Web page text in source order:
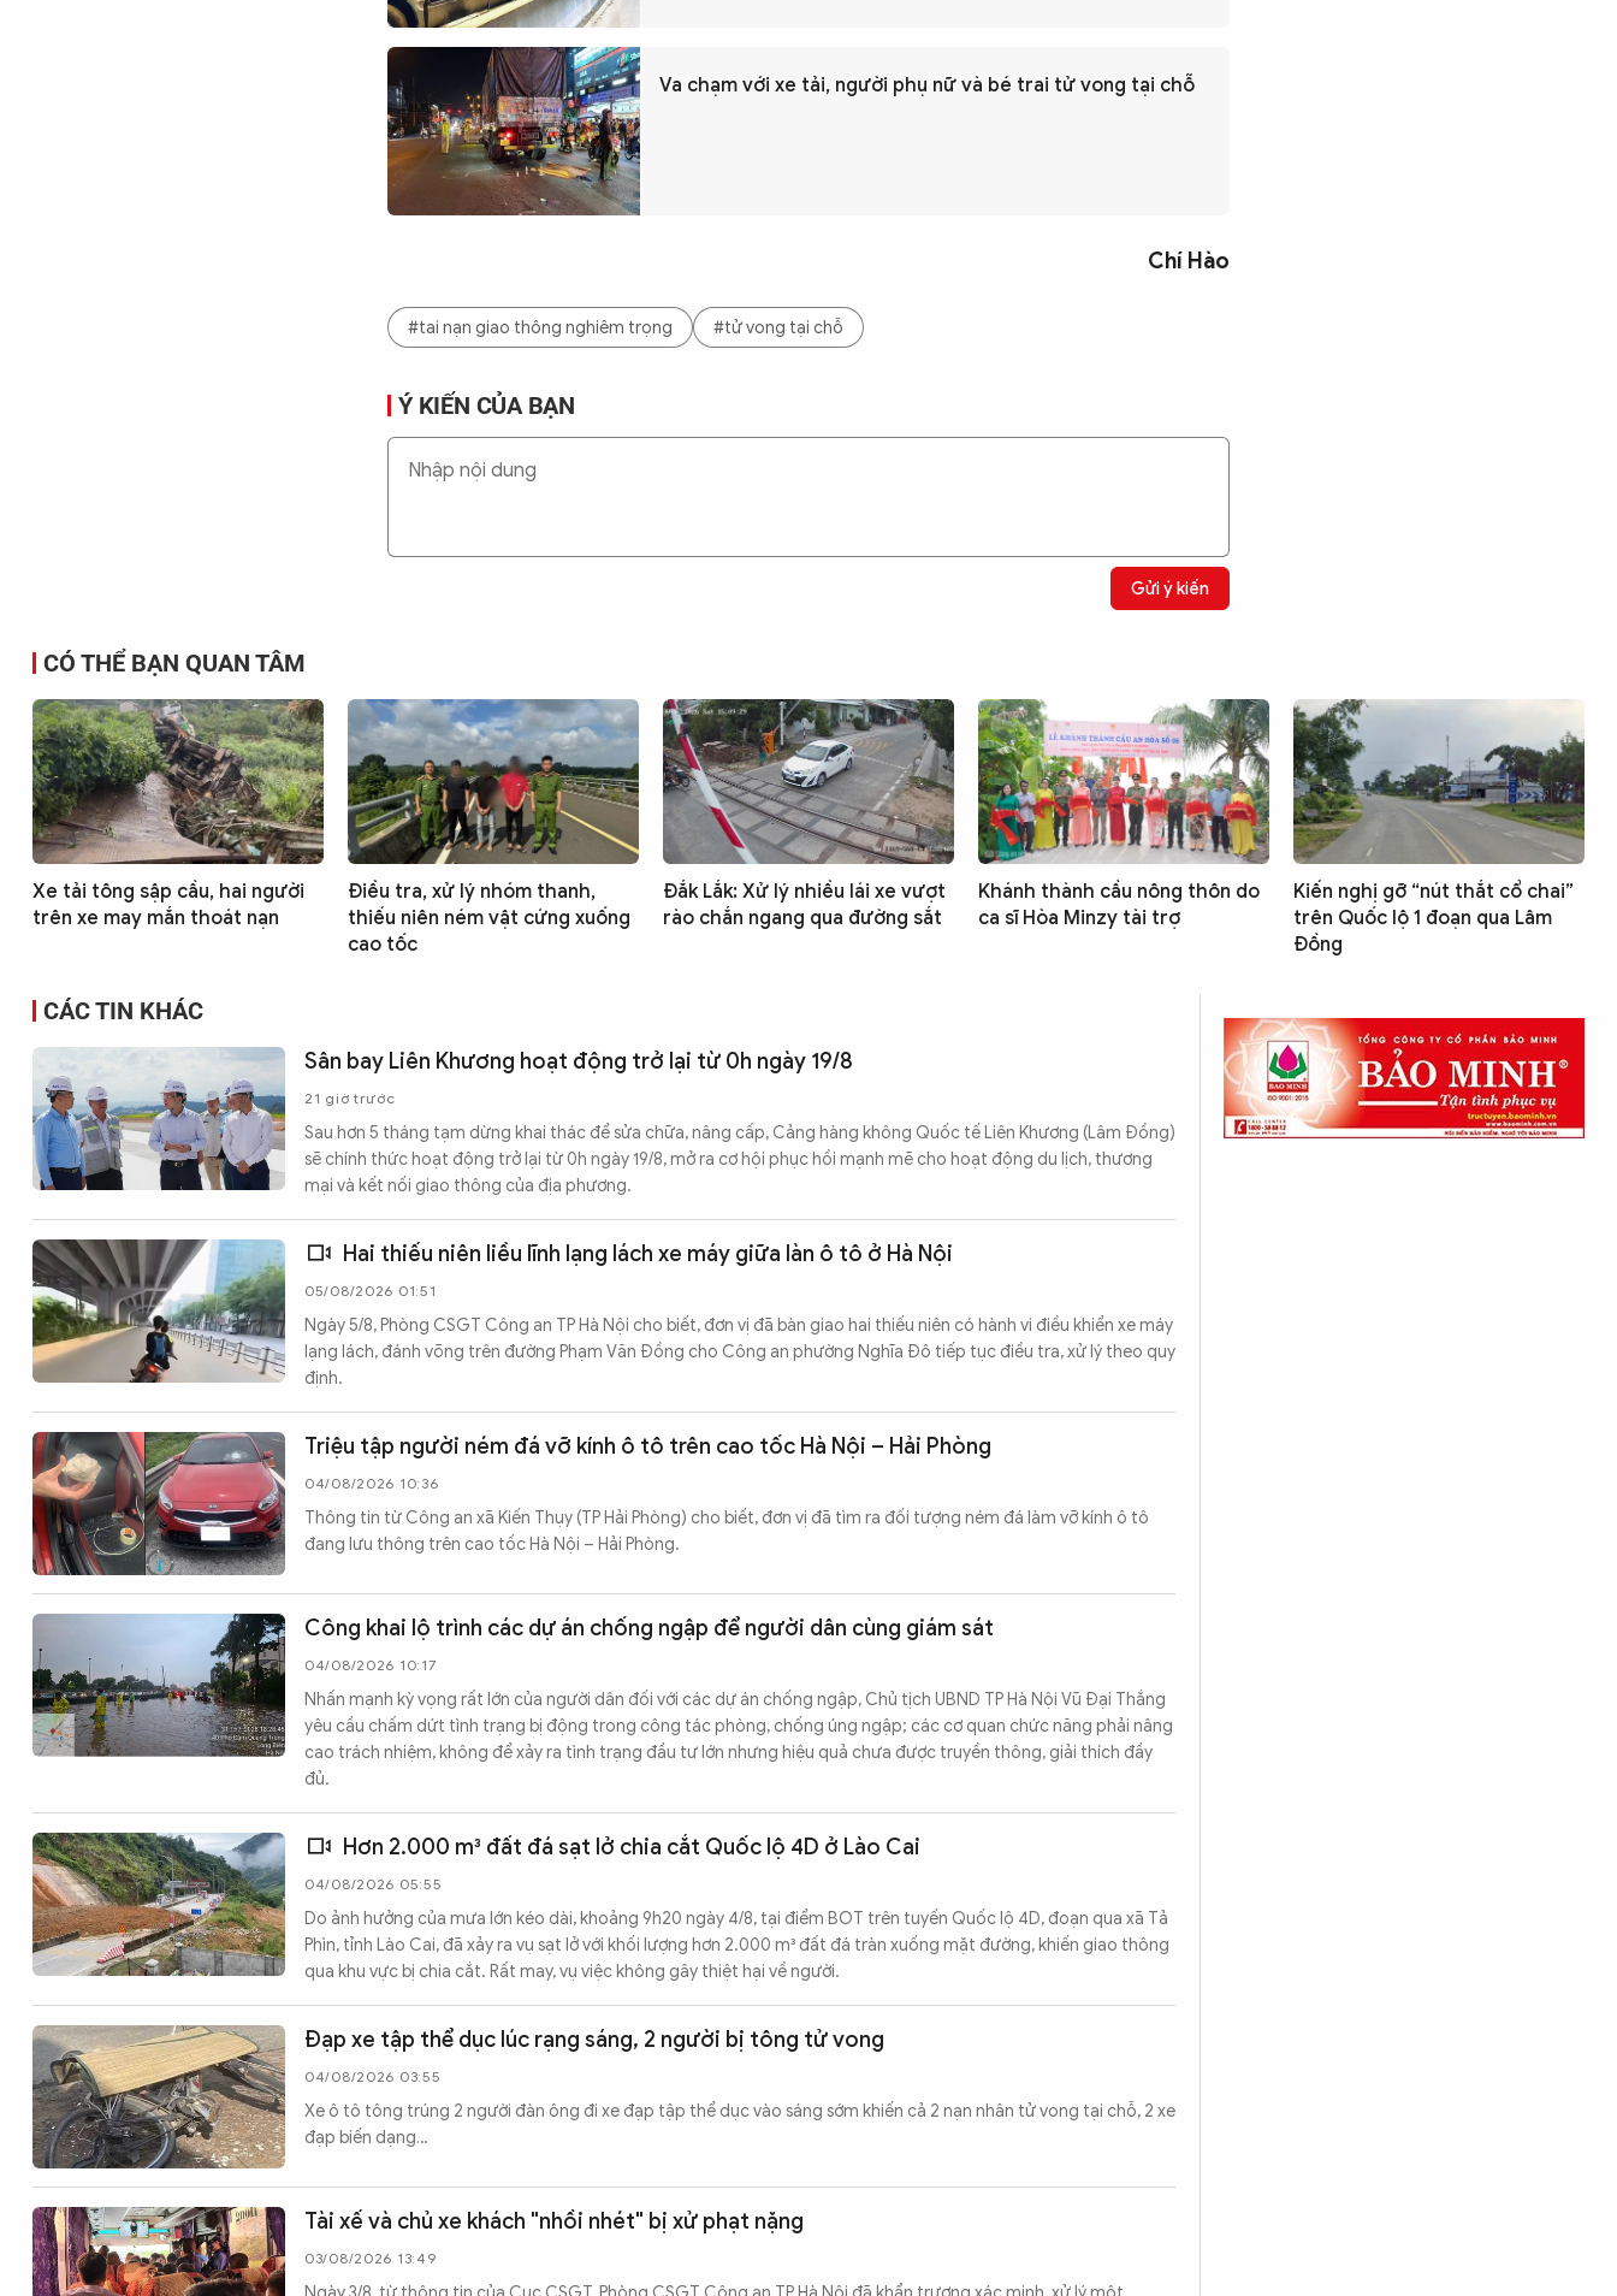
Va chạm với xe tải, người phụ nữ và bé trai tử vong tại chỗ
Chí Hào
#tai nạn giao thông nghiêm trọng #tử vong tại chỗ
Ý KIẾN CỦA BẠN
Gửi ý kiến
CÓ THỂ BẠN QUAN TÂM
Xe tải tông sập cầu, hai người
trên xe may mắn thoát nạn
Điều tra, xử lý nhóm thanh,
thiếu niên ném vật cứng xuống
cao tốc
Đắk Lắk: Xử lý nhiều lái xe vượt
rào chắn ngang qua đường sắt
Khánh thành cầu nông thôn do
ca sĩ Hòa Minzy tài trợ
Kiến nghị gỡ “nút thắt cổ chai”
trên Quốc lộ 1 đoạn qua Lâm
Đồng
CÁC TIN KHÁC
Sân bay Liên Khương hoạt động trở lại từ 0h ngày 19/8
21 giờ trước
Sau hơn 5 tháng tạm dừng khai thác để sửa chữa, nâng cấp, Cảng hàng không Quốc tế Liên Khương (Lâm Đồng)
sẽ chính thức hoạt động trở lại từ 0h ngày 19/8, mở ra cơ hội phục hồi mạnh mẽ cho hoạt động du lịch, thương
mại và kết nối giao thông của địa phương.
Hai thiếu niên liều lĩnh lạng lách xe máy giữa làn ô tô ở Hà Nội
05/08/2026 01:51
Ngày 5/8, Phòng CSGT Công an TP Hà Nội cho biết, đơn vị đã bàn giao hai thiếu niên có hành vi điều khiển xe máy
lạng lách, đánh võng trên đường Phạm Văn Đồng cho Công an phường Nghĩa Đô tiếp tục điều tra, xử lý theo quy
định.
Triệu tập người ném đá vỡ kính ô tô trên cao tốc Hà Nội – Hải Phòng
04/08/2026 10:36
Thông tin từ Công an xã Kiến Thụy (TP Hải Phòng) cho biết, đơn vị đã tìm ra đối tượng ném đá làm vỡ kính ô tô
đang lưu thông trên cao tốc Hà Nội – Hải Phòng.
Công khai lộ trình các dự án chống ngập để người dân cùng giám sát
04/08/2026 10:17
Nhấn mạnh kỳ vọng rất lớn của người dân đối với các dự án chống ngập, Chủ tịch UBND TP Hà Nội Vũ Đại Thắng
yêu cầu chấm dứt tình trạng bị động trong công tác phòng, chống úng ngập; các cơ quan chức năng phải nâng
cao trách nhiệm, không để xảy ra tình trạng đầu tư lớn nhưng hiệu quả chưa được truyền thông, giải thích đầy
đủ.
Hơn 2.000 m³ đất đá sạt lở chia cắt Quốc lộ 4D ở Lào Cai
04/08/2026 05:55
Do ảnh hưởng của mưa lớn kéo dài, khoảng 9h20 ngày 4/8, tại điểm BOT trên tuyến Quốc lộ 4D, đoạn qua xã Tả
Phìn, tỉnh Lào Cai, đã xảy ra vụ sạt lở với khối lượng hơn 2.000 m³ đất đá tràn xuống mặt đường, khiến giao thông
qua khu vực bị chia cắt. Rất may, vụ việc không gây thiệt hại về người.
Đạp xe tập thể dục lúc rạng sáng, 2 người bị tông tử vong
04/08/2026 03:55
Xe ô tô tông trúng 2 người đàn ông đi xe đạp tập thể dục vào sáng sớm khiến cả 2 nạn nhân tử vong tại chỗ, 2 xe
đạp biến dạng…
Tài xế và chủ xe khách "nhồi nhét" bị xử phạt nặng
03/08/2026 13:49